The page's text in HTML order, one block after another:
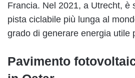
Francia. Nel 2021, a Utrecht, è
pista ciclabile più lunga al
grado di generare energia utile
Pavimento